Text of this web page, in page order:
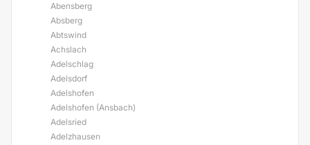
Abensberg
Absberg
Abtswind
Achslach
Adelschlag
Adelsdorf
Adelshofen
Adelshofen (Ansbach)
Adelsried
Adelzhausen